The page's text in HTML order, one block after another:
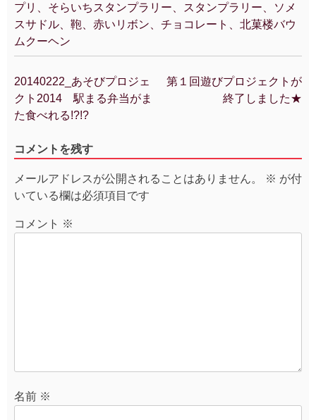
プリ、そらいちスタンプラリー、スタンプラリー、ソメ
スサドル、鞄、赤いリボン、チョコレート、北菓楼バウ
ムクーヘン
投
稿
ナ
ゲ
シ
ョ
ン
20140222_あそびプロジェ
クト2014 駅まる弁当がま
た食べれる!?!?
第１回遊びプロジェクトが
終了しました★
コメントを残す
メールアドレスが公開されることはありません。 ※ が付
いている欄は必須項目です
コメント ※
名前 ※